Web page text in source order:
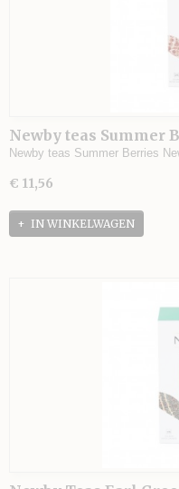
Newby teas Summer
Newby teas Summer Berries
€ 11,56
IN WINKELWAGEN